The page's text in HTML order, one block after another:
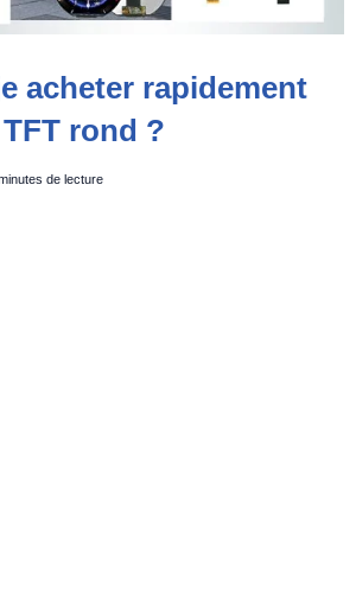
acheter rapidement
rond ?
de lecture